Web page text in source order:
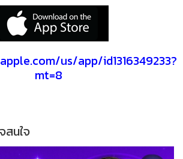
us/app/id1316349233?
mt=8
นใจ